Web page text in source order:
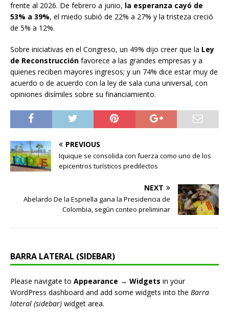
frente al 2026. De febrero a junio, la esperanza cayó de
53% a 39%, el miedo subió de 22% a 27% y la tristeza creció
de 5% a 12%.
Sobre iniciativas en el Congreso, un 49% dijo creer que la Ley
de Reconstrucción favorece a las grandes empresas y a
quienes reciben mayores ingresos; y un 74% dice estar muy de
acuerdo o de acuerdo con la ley de sala cuna universal, con
opiniones disímiles sobre su financiamiento.
PREVIOUS
Iquique se consolida con fuerza como uno de los
epicentros turísticos predilectos
NEXT
Abelardo De la Espriella gana la Presidencia de
Colombia, según conteo preliminar
BARRA LATERAL (SIDEBAR)
Please navigate to Appearance → Widgets in your
WordPress dashboard and add some widgets into the Barra
lateral (sidebar) widget area.